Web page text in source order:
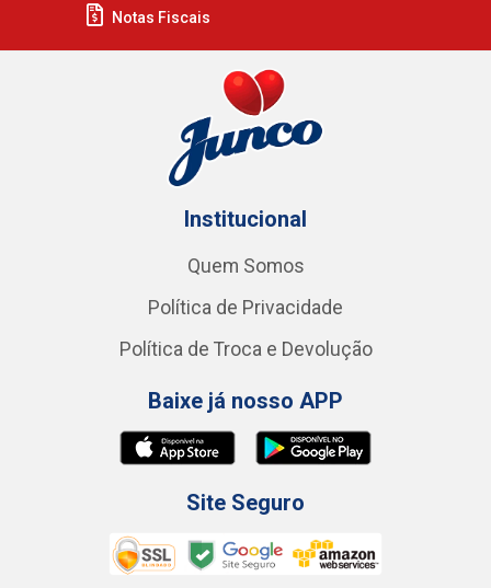
Notas Fiscais
Institucional
Quem Somos
Política de Privacidade
Política de Troca e Devolução
Baixe já nosso APP
Site Seguro